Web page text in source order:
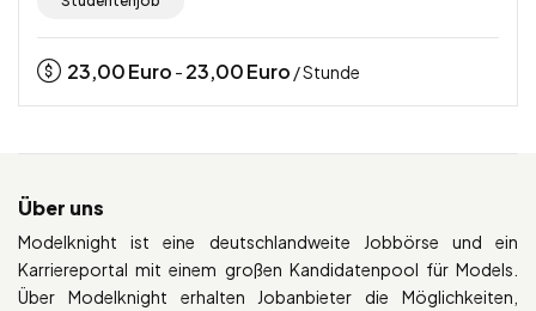
23,00Euro - 23,00Euro / Stunde
Über uns
Modelknight ist eine deutschlandweite Jobbörse und ein
Karriereportal mit einem großen Kandidatenpool für Models.
Über Modelknight erhalten Jobanbieter die Möglichkeiten,